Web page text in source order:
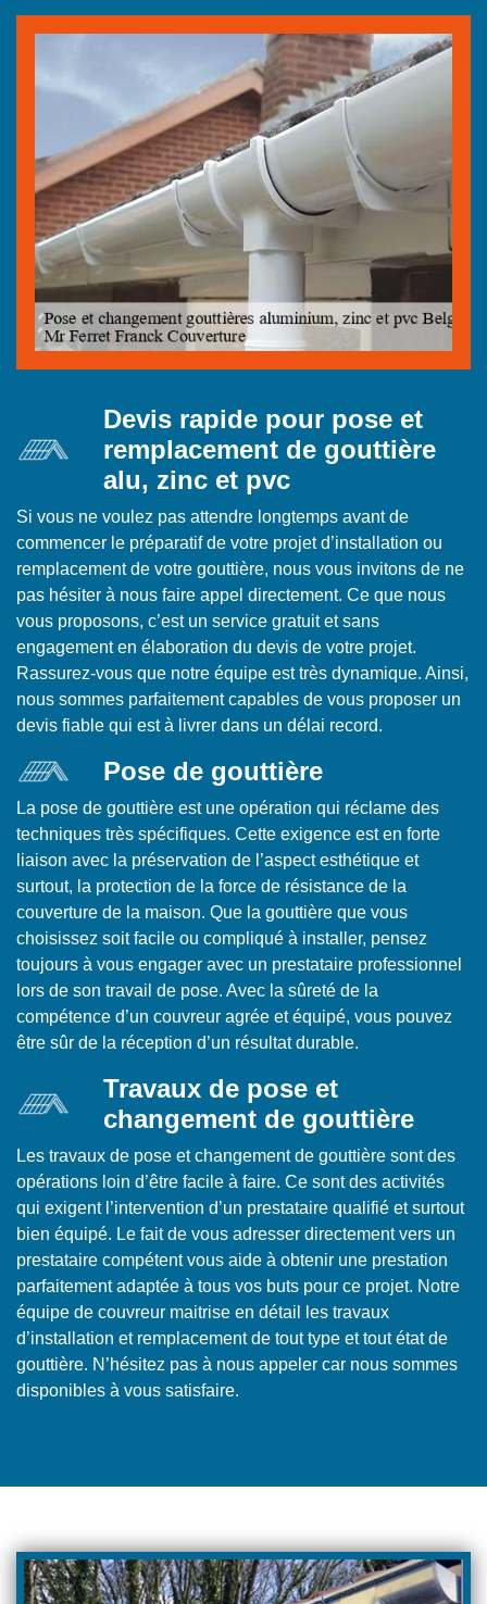
Devis rapide pour pose et
remplacement de gouttière
alu, zinc et pvc
Si vous ne voulez pas attendre longtemps avant de
commencer le préparatif de votre projet d’installation ou
remplacement de votre gouttière, nous vous invitons de ne
pas hésiter à nous faire appel directement. Ce que nous
vous proposons, c’est un service gratuit et sans
engagement en élaboration du devis de votre projet.
Rassurez-vous que notre équipe est très dynamique. Ainsi,
nous sommes parfaitement capables de vous proposer un
devis fiable qui est à livrer dans un délai record.
Pose de gouttière
La pose de gouttière est une opération qui réclame des
techniques très spécifiques. Cette exigence est en forte
liaison avec la préservation de l’aspect esthétique et
surtout, la protection de la force de résistance de la
couverture de la maison. Que la gouttière que vous
choisissez soit facile ou compliqué à installer, pensez
toujours à vous engager avec un prestataire professionnel
lors de son travail de pose. Avec la sûreté de la
compétence d’un couvreur agrée et équipé, vous pouvez
être sûr de la réception d’un résultat durable.
Travaux de pose et
changement de gouttière
Les travaux de pose et changement de gouttière sont des
opérations loin d’être facile à faire. Ce sont des activités
qui exigent l’intervention d’un prestataire qualifié et surtout
bien équipé. Le fait de vous adresser directement vers un
prestataire compétent vous aide à obtenir une prestation
parfaitement adaptée à tous vos buts pour ce projet. Notre
équipe de couvreur maitrise en détail les travaux
d’installation et remplacement de tout type et tout état de
gouttière. N’hésitez pas à nous appeler car nous sommes
disponibles à vous satisfaire.